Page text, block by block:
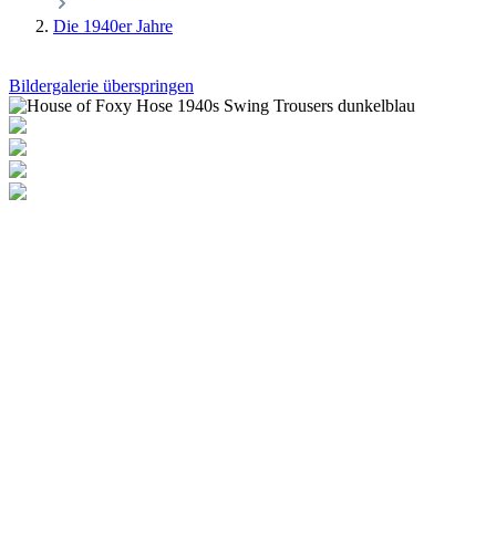
Die 1940er Jahre
Bildergalerie überspringen